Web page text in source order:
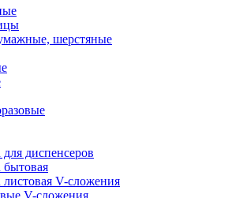
шерстяные
для диспенсеров
бытовая
листовая V-сложения
V-сложения